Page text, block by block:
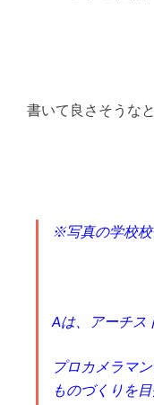
書いて良さそうな
※写真の学校
Aは、アーチス
プロカメラマ
ものづくりを